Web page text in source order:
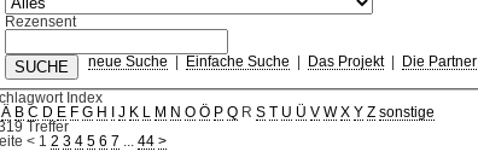
Rezensent
neue Suche Einfache Suche Das Projekt| Die Partner
Index
Ä B C D E F G H J K M N O Ö P Q R S U Ü V W X Y Z sonstige
Treffer
< 1 2 3 4 5 6 7 ...44 >